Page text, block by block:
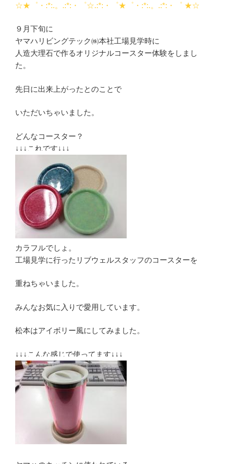
☆★゜・:*:.。.:*:・゜☆.:*:・゜★゜・:*:.。.:*:・゜ ★☆
９月下旬に
ヤマハリビングテック㈱本社工場見学時に
人造大理石で作るオリジナルコースター体験をしまし
た。
先日に出来上がったとのことで
いただいちゃいました。
どんなコースター？
↓↓↓これです↓↓↓
カラフルでしょ。
工場見学に行ったリブウェルスタッフのコースターを
重ねちゃいました。
みんなお気に入りで愛用しています。
松本はアイボリー風にしてみました。
↓↓↓こんな感じで使ってます↓↓↓